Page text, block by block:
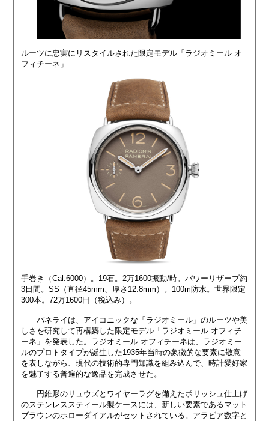
ルーツに忠実にリスタイルされた限定モデル「ラジオミール オ
フィチーネ」
手巻き（Cal.6000）。19石。2万1600振動/時。パワーリザーブ約
3日間。SS（直径45mm、厚さ12.8mm）。100m防水。世界限定
300本。72万1600円（税込み）。
パネライは、アイコニックな「ラジオミール」のルーツや美
しさを研究して再構築した限定モデル「ラジオミール オフィチ
ーネ」を発表した。ラジオミール オフィチーネは、ラジオミー
ルのプロトタイプが誕生した1935年当時の象徴的な要素に敬意
を表しながら、現代の技術的専門知識を組み込んで、時計愛好家
を魅了する普遍的な逸品を完成させた。
円錐形のリュウズとワイヤーラグを備えたポリッシュ仕上げ
のステンレススティール製ケースには、新しい要素であるマット
ブラウンのホローダイアルがセットされている。アラビア数字と